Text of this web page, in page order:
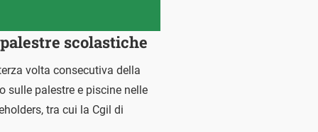
scolastiche
volta consecutiva della
sulle palestre e piscine nelle
tra cui la Cgil di